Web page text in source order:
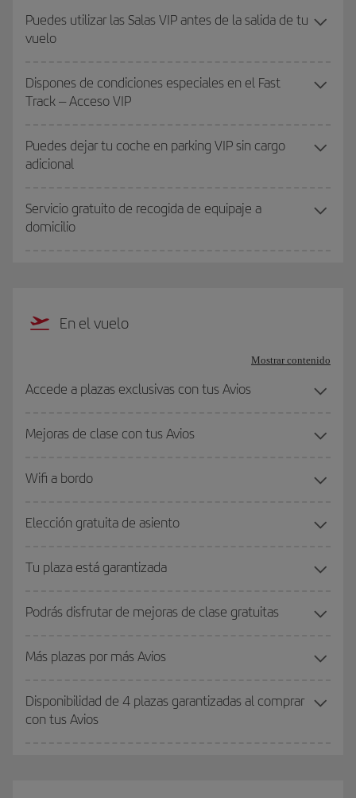
Puedes utilizar las Salas VIP antes de la salida de tu
vuelo
Dispones de condiciones especiales en el Fast
Track – Acceso VIP
Puedes dejar tu coche en parking VIP sin cargo
adicional
Servicio gratuito de recogida de equipaje a
domicilio
En el vuelo
Mostrar contenido
Accede a plazas exclusivas con tus Avios
Mejoras de clase con tus Avios
Wifi a bordo
Elección gratuita de asiento
Tu plaza está garantizada
Podrás disfrutar de mejoras de clase gratuitas
Más plazas por más Avios
Disponibilidad de 4 plazas garantizadas al comprar
con tus Avios